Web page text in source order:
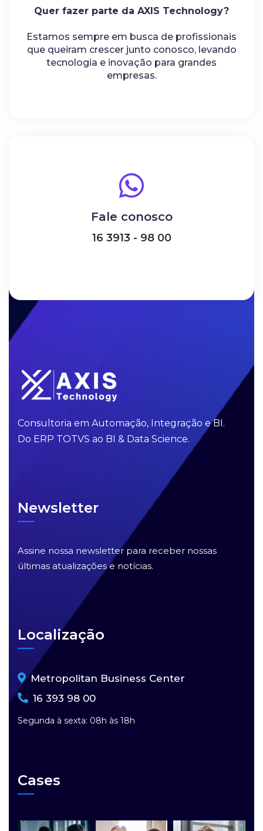
Quer fazer parte da AXIS Technology?
Estamos sempre em busca de profissionais
que queiram crescer junto conosco, levando
tecnologia e inovação para grandes
empresas.
Fale conosco
16 3913 - 98 00
Consultoria em Automação, Integração e BI.
Do ERP TOTVS ao BI & Data Science.
Newsletter
Assine nossa newsletter para receber nossas
últimas atualizações e notícias.
Localização
Metropolitan Business Center
16 393 98 00
Segunda à sexta: 08h às 18h
Cases